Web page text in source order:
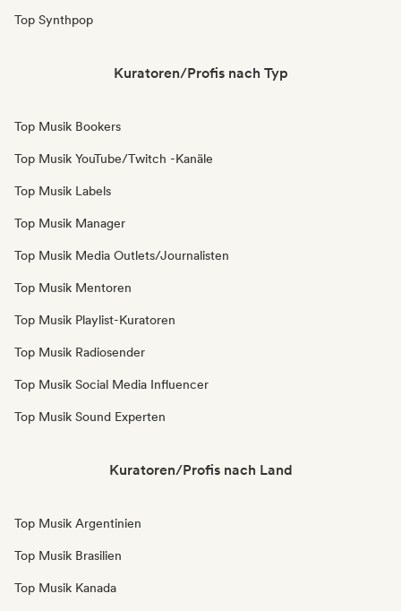
Top Synthpop
Kuratoren/Profis nach Typ
Top Musik Bookers
Top Musik YouTube/Twitch -Kanäle
Top Musik Labels
Top Musik Manager
Top Musik Media Outlets/Journalisten
Top Musik Mentoren
Top Musik Playlist-Kuratoren
Top Musik Radiosender
Top Musik Social Media Influencer
Top Musik Sound Experten
Kuratoren/Profis nach Land
Top Musik Argentinien
Top Musik Brasilien
Top Musik Kanada